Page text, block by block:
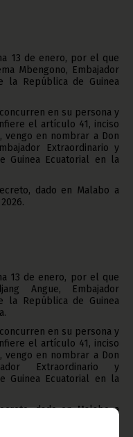
13 de enero, por el que
Mbengono, Embajador
la República de Guinea
en su persona y
el artículo 41, inciso
vengo en nombrar a Don
Extraordinario y
Guinea Ecuatorial en la
dado en Malabo a
13 de enero, por el que
Angue, Embajador
la República de Guinea
en su persona y
el artículo 41, inciso
vengo en nombrar a Don
Extraordinario y
Guinea Ecuatorial en la
dado en Malabo a